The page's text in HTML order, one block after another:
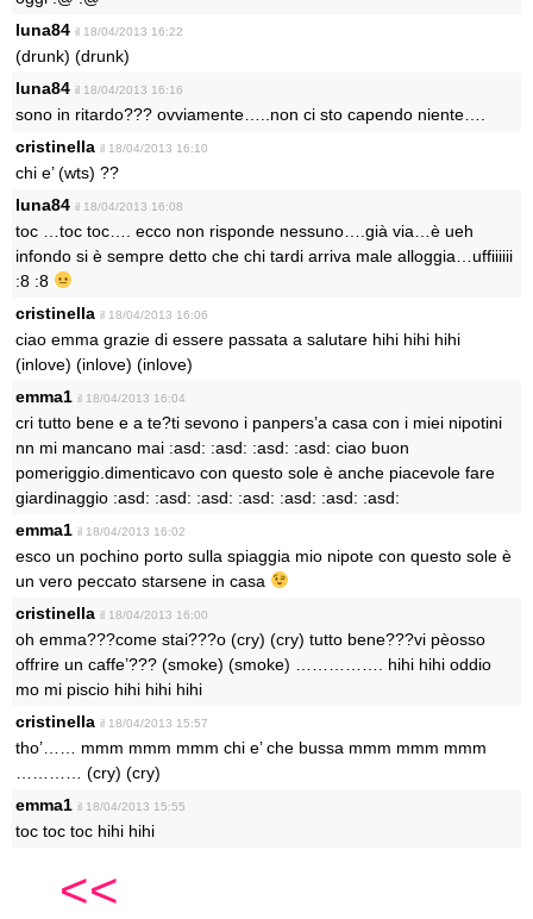
luna84 il 18/04/2013 16:22
(drunk) (drunk)
luna84 il 18/04/2013 16:16
sono in ritardo??? ovviamente…..non ci sto capendo niente….
cristinella il 18/04/2013 16:10
chi e’ (wts) ??
luna84 il 18/04/2013 16:08
toc …toc toc…. ecco non risponde nessuno….già via…è ueh
infondo si è sempre detto che chi tardi arriva male alloggia…uffiiiiii
:8 :8
cristinella il 18/04/2013 16:06
ciao emma grazie di essere passata a salutare hihi hihi hihi
(inlove) (inlove) (inlove)
emma1 il 18/04/2013 16:04
cri tutto bene e a te?ti sevono i panpers’a casa con i miei nipotini
nn mi mancano mai :asd: :asd: :asd: :asd: ciao buon
pomeriggio.dimenticavo con questo sole è anche piacevole fare
giardinaggio :asd: :asd: :asd: :asd: :asd: :asd: :asd:
emma1 il 18/04/2013 16:02
esco un pochino porto sulla spiaggia mio nipote con questo sole è
un vero peccato starsene in casa
cristinella il 18/04/2013 16:00
oh emma???come stai???o (cry) (cry) tutto bene???vi pèosso
offrire un caffe’??? (smoke) (smoke) ……………. hihi hihi oddio
mo mi piscio hihi hihi hihi
cristinella il 18/04/2013 15:57
tho’…… mmm mmm mmm chi e’ che bussa mmm mmm mmm
………… (cry) (cry)
emma1 il 18/04/2013 15:55
toc toc toc hihi hihi
<<